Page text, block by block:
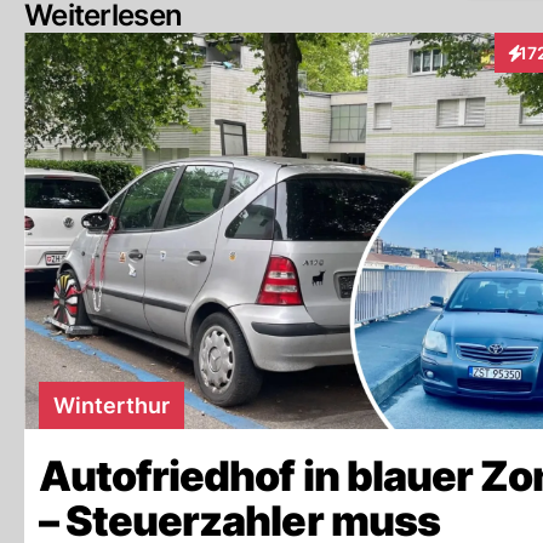
Weiterlesen
Winterthur
Autofriedhof in blauer
– Steuerzahler muss